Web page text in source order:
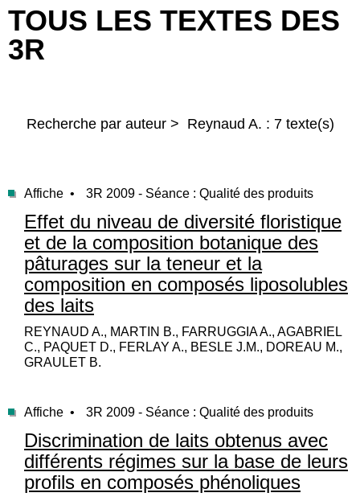
TOUS LES TEXTES DES
3R
Recherche par auteur > Reynaud A. : 7 texte(s)
Affiche • 3R 2009 - Séance : Qualité des produits
Effet du niveau de diversité floristique
et de la composition botanique des
pâturages sur la teneur et la
composition en composés liposolubles
des laits
REYNAUD A., MARTIN B., FARRUGGIA A., AGABRIEL
C., PAQUET D., FERLAY A., BESLE J.M., DOREAU M.,
GRAULET B.
Affiche • 3R 2009 - Séance : Qualité des produits
Discrimination de laits obtenus avec
différents régimes sur la base de leurs
profils en composés phénoliques